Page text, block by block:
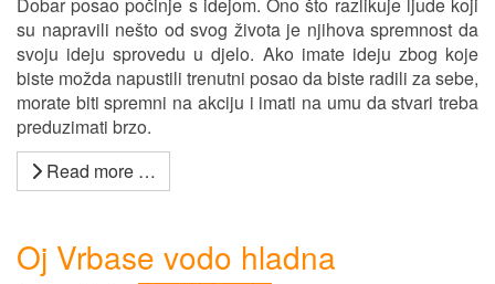
su napravili nešto od svog života je njihova spremnost da
svoju ideju sprovedu u djelo. Ako imate ideju zbog koje
biste možda napustili trenutni posao da biste radili za sebe,
morate biti spremni na akciju i imati na umu da stvari treba
preduzimati brzo.
Read more …
Oj Vrbase vodo hladna